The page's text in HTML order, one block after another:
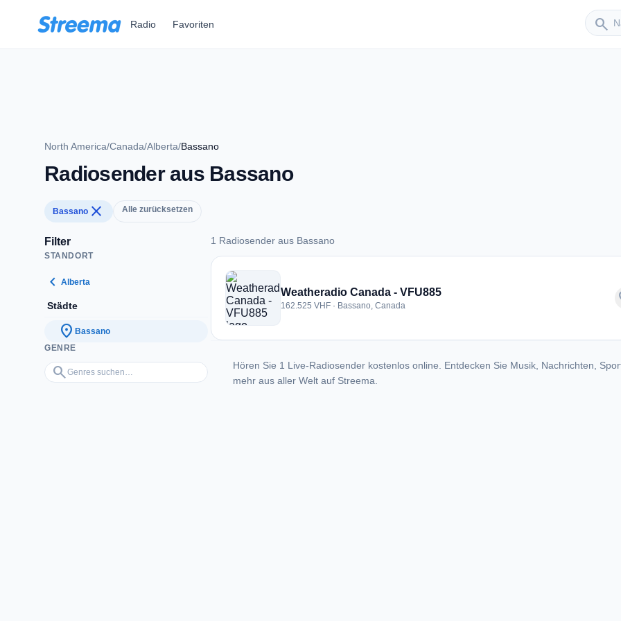
Radio Favoriten search
Sender
North America/Canada/Alberta/Bassano
Radiosender aus Bassano
Bassano close Alle zurücksetzen
Filter
STANDORT
chevron_left Alberta
Städte
location_on Bassano
GENRE
search
Genres suchen…
1 Radiosender aus Bassano
1 Radiosender aus Bassano
Weatheradio Canada - VFU885
162.525 VHF · Bassano, Canada
Hören Sie 1 Live-Radiosender kostenlos online. Entdecken Sie Musik, Nachrichten,
mehr aus aller Welt auf Streema.